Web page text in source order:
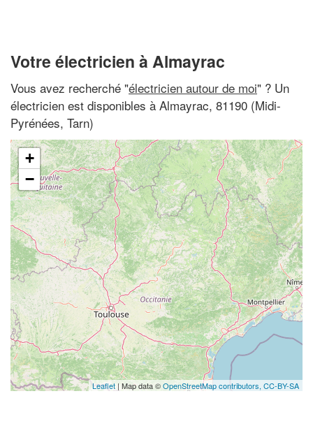
Votre électricien à Almayrac
Vous avez recherché "électricien autour de moi" ? Un
électricien est disponibles à Almayrac, 81190 (Midi-
Pyrénées, Tarn)
+
−
Leaflet | Map data ©OpenStreetMap contributors, CC-BY-SA